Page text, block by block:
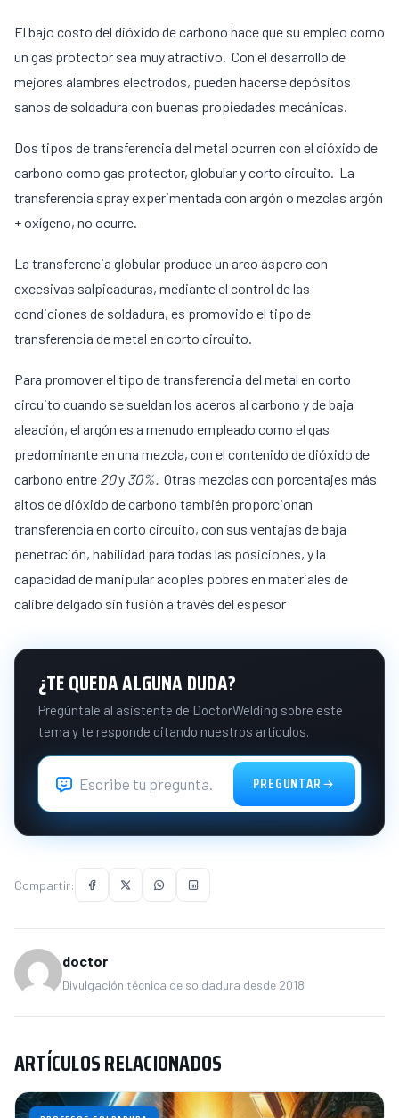
El bajo costo del dióxido de carbono hace que su empleo como
un gas protector sea muy atractivo. Con el desarrollo de
mejores alambres electrodos, pueden hacerse depósitos
sanos de soldadura con buenas propiedades mecánicas.
Dos tipos de transferencia del metal ocurren con el dióxido de
carbono como gas protector, globular y corto circuito. La
transferencia spray experimentada con argón o mezclas argón
+ oxígeno, no ocurre.
La transferencia globular produce un arco áspero con
excesivas salpicaduras, mediante el control de las
condiciones de soldadura, es promovido el tipo de
transferencia de metal en corto circuito.
Para promover el tipo de transferencia del metal en corto
circuito cuando se sueldan los aceros al carbono y de baja
aleación, el argón es a menudo empleado como el gas
predominante en una mezcla, con el contenido de dióxido de
carbono entre 20y 30%. Otras mezclas con porcentajes más
altos de dióxido de carbono también proporcionan
transferencia en corto circuito, con sus ventajas de baja
penetración, habilidad para todas las posiciones, y la
capacidad de manipular acoples pobres en materiales de
calibre delgado sin fusión a través del espesor
¿TE QUEDA ALGUNA DUDA?
Pregúntale al asistente de DoctorWelding sobre este
tema y te responde citando nuestros artículos.
PREGUNTAR
Compartir:
doctor
Divulgación técnica de soldadura desde 2018
ARTÍCULOS RELACIONADOS